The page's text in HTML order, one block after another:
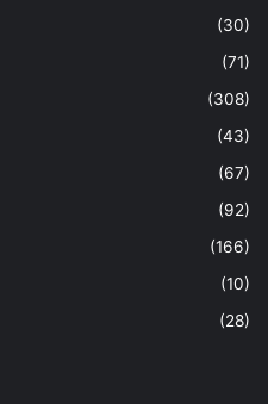
(30)
(71)
(308)
(43)
(67)
(92)
(166)
(10)
(28)